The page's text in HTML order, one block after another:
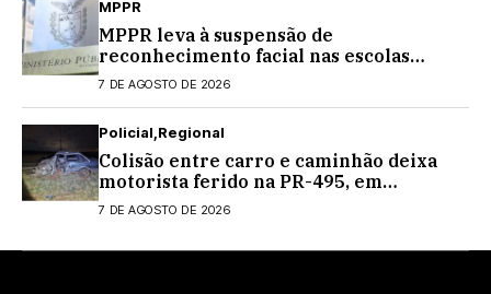
MPPR
MPPR leva à suspensão de
reconhecimento facial nas escolas
estaduais
7 DE AGOSTO DE 2026
Policial Regional
Colisão entre carro e caminhão deixa
motorista ferido na PR-495, em
Medianeira
7 DE AGOSTO DE 2026